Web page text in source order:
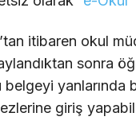
itibaren okul
sonra
belgeyi
giriş